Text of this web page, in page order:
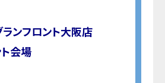
ンフロント大阪店
会場